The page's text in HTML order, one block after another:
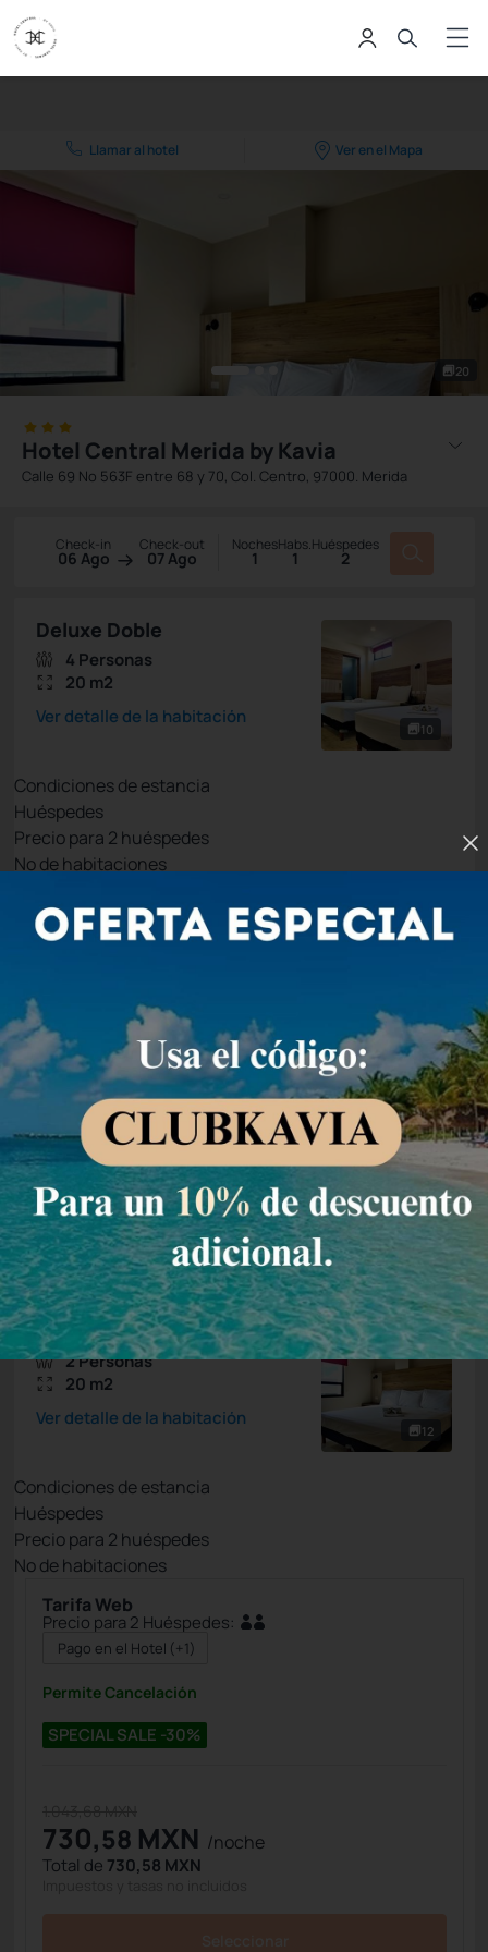
Llamar al hotel Ver en el Mapa
20
Hotel Central Merida by Kavia
Calle 69 Nº 563F entre 68 y 70, Col. Centro, 97000. Merida
Check-in
06 Ago
Check-out
07 Ago
Noches
1
Habs.
1
Huéspedes
2
10
Deluxe Doble
4 Personas
20 m2
Ver detalle de la habitación
Condiciones de estancia
Huéspedes
Precio para 2 huéspedes
Nº de habitaciones
Tarifa Web
Precio para 2 Huéspedes:
Pago en el Hotel(+1)
SPECIAL SALE -30%
1.043,68 MXN
730, 58MXN /noche
Total de730,58 MXN
Impuestos y tasas no incluidos
Seleccionar
12
Deluxe King
2 Personas
20 m2
Ver detalle de la habitación
Condiciones de estancia
Huéspedes
Precio para 2 huéspedes
Nº de habitaciones
Tarifa Web
Precio para 2 Huéspedes:
Pago en el Hotel (+1)
SPECIAL SALE -30%
Permite Cancelación
730,58 MXN /noche
Total de 730,58 MXN